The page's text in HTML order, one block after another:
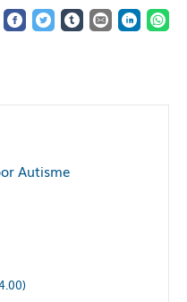
Autisme